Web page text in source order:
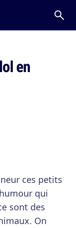
en
ces petits
qui
sont des
On